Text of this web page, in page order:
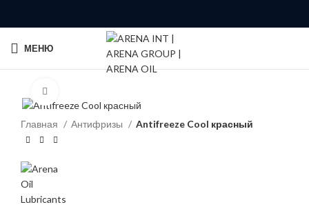
МЕНЮ
Главная Антифризы Antifreeze Cool красный